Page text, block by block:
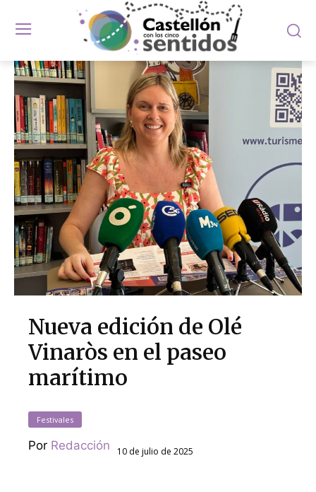
Nueva edición de Olé
Vinaròs en el paseo
marítimo
Festivales
Por Redacción 10 de julio de 2025